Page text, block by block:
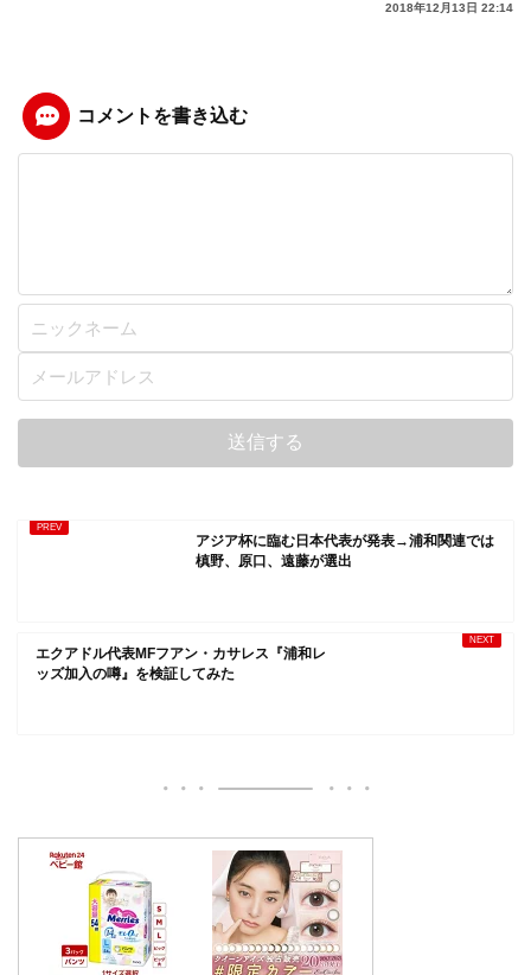
2018年12月13日 22:14
コメントを書き込む
アジア杯に臨む日本代表が発表→浦和関連では
槙野、原口、遠藤が選出
エクアドル代表MFフアン・カサレス『浦和レ
ッズ加入の噂』を検証してみた